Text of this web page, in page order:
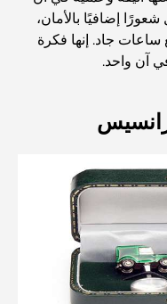
المرح بالاسترخاء
المجتمعية العصرية
الفاخر بالثقافة
الخياطة الفاخرة
إضافيًا بالأمان،
ساعات جاد. إنها فكرة
آن واحد.